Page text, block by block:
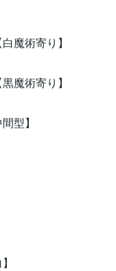
魔術寄り】
魔術寄り】
型】